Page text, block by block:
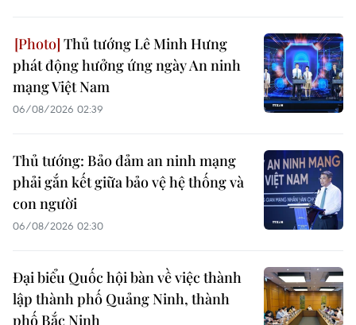
Thủ tướng Lê Minh Hưng
phát động hưởng ứng ngày An ninh
mạng Việt Nam
06/08/2026 02:39
Thủ tướng: Bảo đảm an ninh mạng
phải gắn kết giữa bảo vệ hệ thống và
con người
06/08/2026 02:30
Đại biểu Quốc hội bàn về việc thành
lập thành phố Quảng Ninh, thành
phố Bắc Ninh